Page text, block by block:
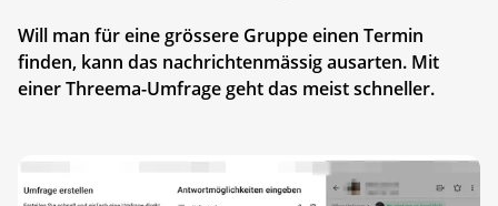
Will man für eine grössere Gruppe einen Termin
finden, kann das nachrichtenmässig ausarten. Mit
einer Threema-Umfrage geht das meist schneller.